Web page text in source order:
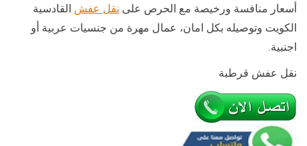
أسعار منافسة ورخيصة مع الحرص على نقل عفش القادسية
الكويت وتوصيله بكل امان، عمال مهرة من جنسيات عربية أو
اجنبية.
نقل عفش قرطبة